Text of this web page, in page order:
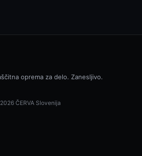
oprema za delo. Zanesljivo.
ČERVA Slovenija